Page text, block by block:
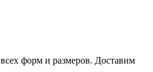
всех форм и размеров. Доставим